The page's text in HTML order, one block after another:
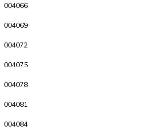
004066
004069
004072
004075
004078
004081
004084